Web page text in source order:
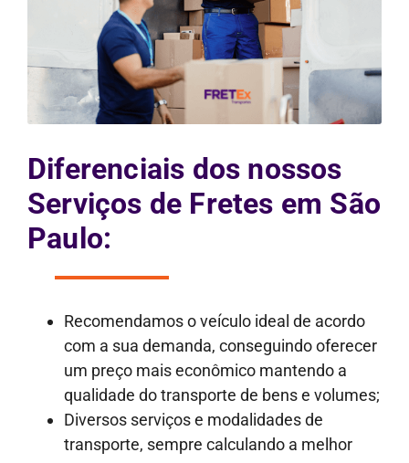
Diferenciais dos nossos
Serviços de Fretes em São
Paulo:
Recomendamos o veículo ideal de acordo
com a sua demanda, conseguindo oferecer
um preço mais econômico mantendo a
qualidade do transporte de bens e volumes;
Diversos serviços e modalidades de
transporte, sempre calculando a melhor